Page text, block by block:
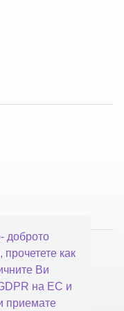
доброто
как
Ви
на ЕС и
приемате